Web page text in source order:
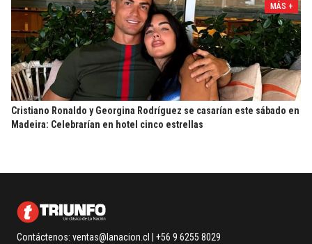
MÁS +
Cristiano Ronaldo y Georgina Rodríguez se casarían este sábado en
Madeira: Celebrarían en hotel cinco estrellas
Contáctenos: ventas@lanacion.cl | +56 9 6255 8029